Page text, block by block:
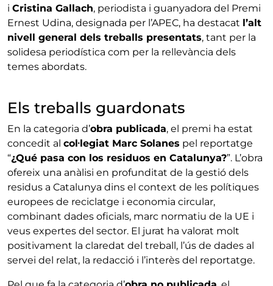
i Cristina Gallach, periodista i guanyadora del Premi
Ernest Udina, designada per l’APEC, ha destacat l’alt
nivell general dels treballs presentats, tant per la
solidesa periodística com per la rellevància dels
temes abordats.
Els treballs guardonats
En la categoria d’obra publicada, el premi ha estat
concedit al col·legiat Marc Solanes pel reportatge
“¿Qué pasa con los residuos en Catalunya?”. L’obra
ofereix una anàlisi en profunditat de la gestió dels
residus a Catalunya dins el context de les polítiques
europees de reciclatge i economia circular,
combinant dades oficials, marc normatiu de la UE i
veus expertes del sector. El jurat ha valorat molt
positivament la claredat del treball, l’ús de dades al
servei del relat, la redacció i l’interès del reportatge.